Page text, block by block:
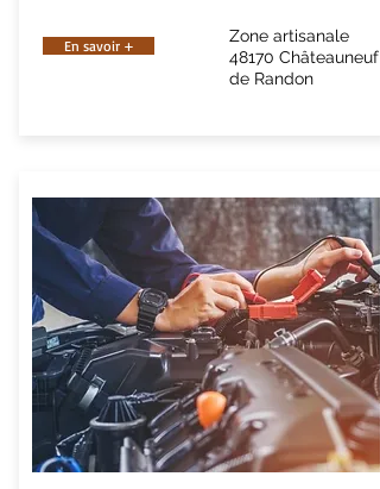
En savoir +
Zone artisanale
48170 Châteauneuf
de Randon